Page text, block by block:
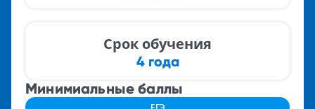
Срок обучения
4 года
Минимиальные баллы